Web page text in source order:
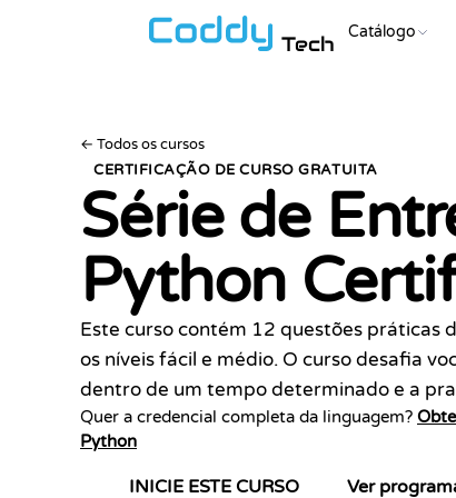
Tech Catálogo
← Todos os cursos
CERTIFICAÇÃO DE CURSO GRATUITA
Série de
Python
Este curso contém 12 questões práticas
os níveis fácil e médio. O curso desafia
dentro de um tempo determinado e a
Quer a credencial completa da linguagem?
Python
INICIE ESTE CURSO Ver